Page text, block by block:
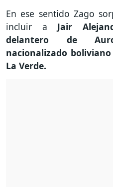
En ese sentido Zago
incluir a Jair
delantero de
nacionalizado
La Verde.